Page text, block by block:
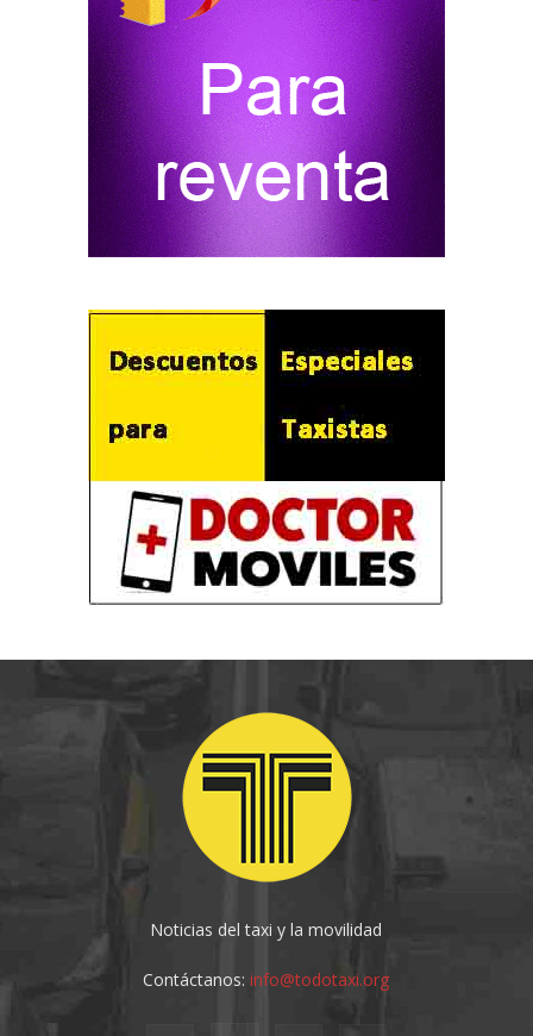
Noticias del taxi y la movilidad
Contáctanos:info@todotaxi.org